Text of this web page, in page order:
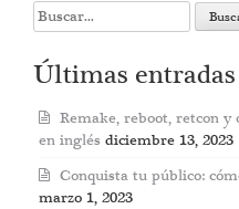
Search
for:
Últimas entradas
Remake, reboot, retcon y
en inglés diciembre 13, 2023
Conquista tu público:
marzo 1, 2023